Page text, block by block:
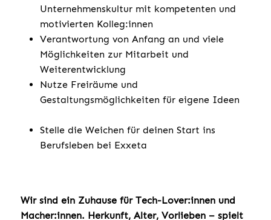
Unternehmenskultur mit kompetenten und
motivierten Kolleg:innen
Verantwortung von Anfang an und viele
Möglichkeiten zur Mitarbeit und
Weiterentwicklung
Nutze Freiräume und
Gestaltungsmöglichkeiten für eigene Ideen
Stelle die Weichen für deinen Start ins
Berufsleben bei Exxeta
Wir sind ein Zuhause für Tech-Lover:innen und
Macher:innen. Herkunft, Alter, Vorlieben – spielt